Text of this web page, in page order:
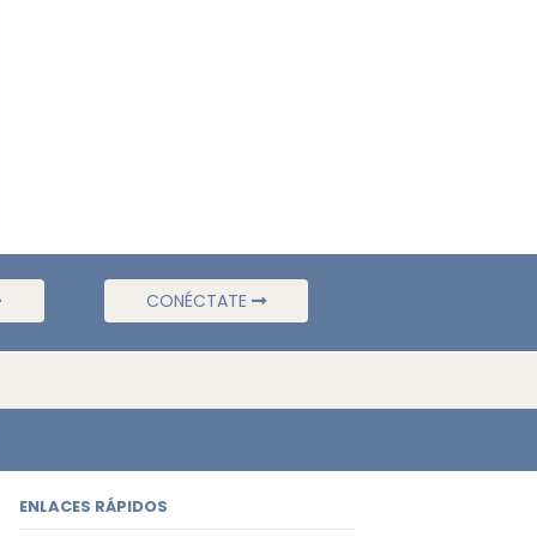
CONÉCTATE
ENLACES RÁPIDOS